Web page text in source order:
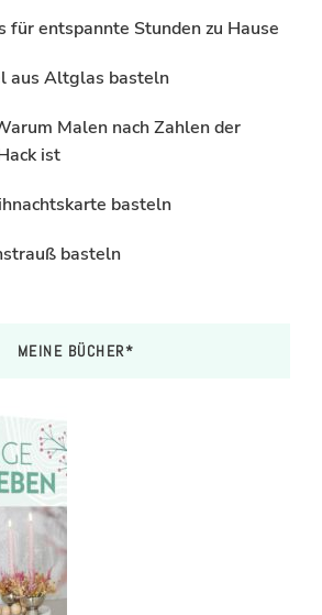
für entspannte Stunden zu Hause
aus Altglas basteln
Malen nach Zahlen der
ist
basteln
basteln
MEINE BÜCHER*